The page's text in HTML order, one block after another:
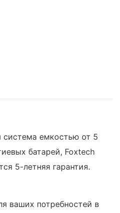
система емкостью от 5
батарей, Foxtech
5-летняя гарантия.
ваших потребностей в